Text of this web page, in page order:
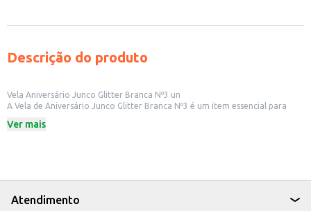
Descrição do produto
Vela Aniversário Junco Glitter Branca Nº3 un
A Vela de Aniversário Junco Glitter Branca Nº3 é um item essencial para
de aniversário, ela adiciona um toque festivo e elegante à comemoração.
Perfeita para uso em casa, em confeitarias ou em eventos.
Com a Vela de Aniversário Junco Glitter Branca Nº3, suas celebrações se
tornam ainda mais especiais, proporcionando um toque de brilho e alegria
Ver mais
Atendimento